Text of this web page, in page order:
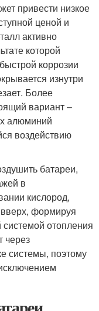
привести низкое
ценой и
активно
которой
коррозии
изнутри
Более
вариант –
алюминий
воздействию
батареи,
в
кислород,
формируя
отопления
через
системы, поэтому